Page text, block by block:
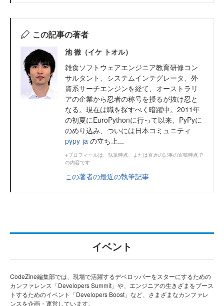
この記事の著者
池 徹（イケ トオル）
雑食ソフトウェアエンジニア教育研修コン
サルタント、システムインテグレータ、外
資系サーチエンジンを経て、オーストラリ
アの企業から忍者の称号を授るが抜け忍と
なる。現在は職を探すべく暗躍中。2011年
の初夏にEuroPythonに行って以来、PyPyに
のめり込み、ついには日本コミュニティ
pypy-ja の立ち上...
※プロフィールは、執筆時点、または直近の記事の寄稿時点で
の内容です
この著者の最近の執筆記事
イベント
CodeZine編集部では、現場で活躍するデベロッパーをスターにするための
カンファレンス「Developers Summit」や、エンジニアの生きざまをブース
トするためのイベント「Developers Boost」など、さまざまなカンファレ
ンスを企画・運営しています。